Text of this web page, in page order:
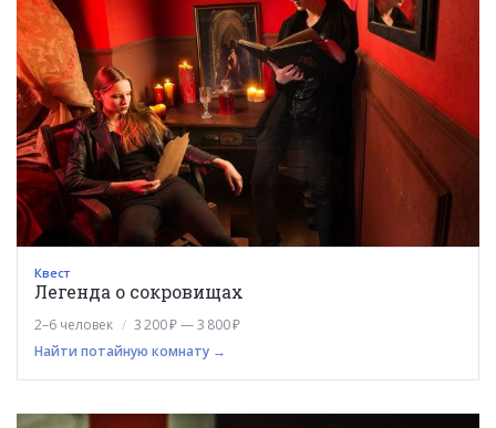
Квест
Легенда о сокровищах
2–6 человек
3 200 ₽ — 3 800 ₽
Найти потайную комнату →